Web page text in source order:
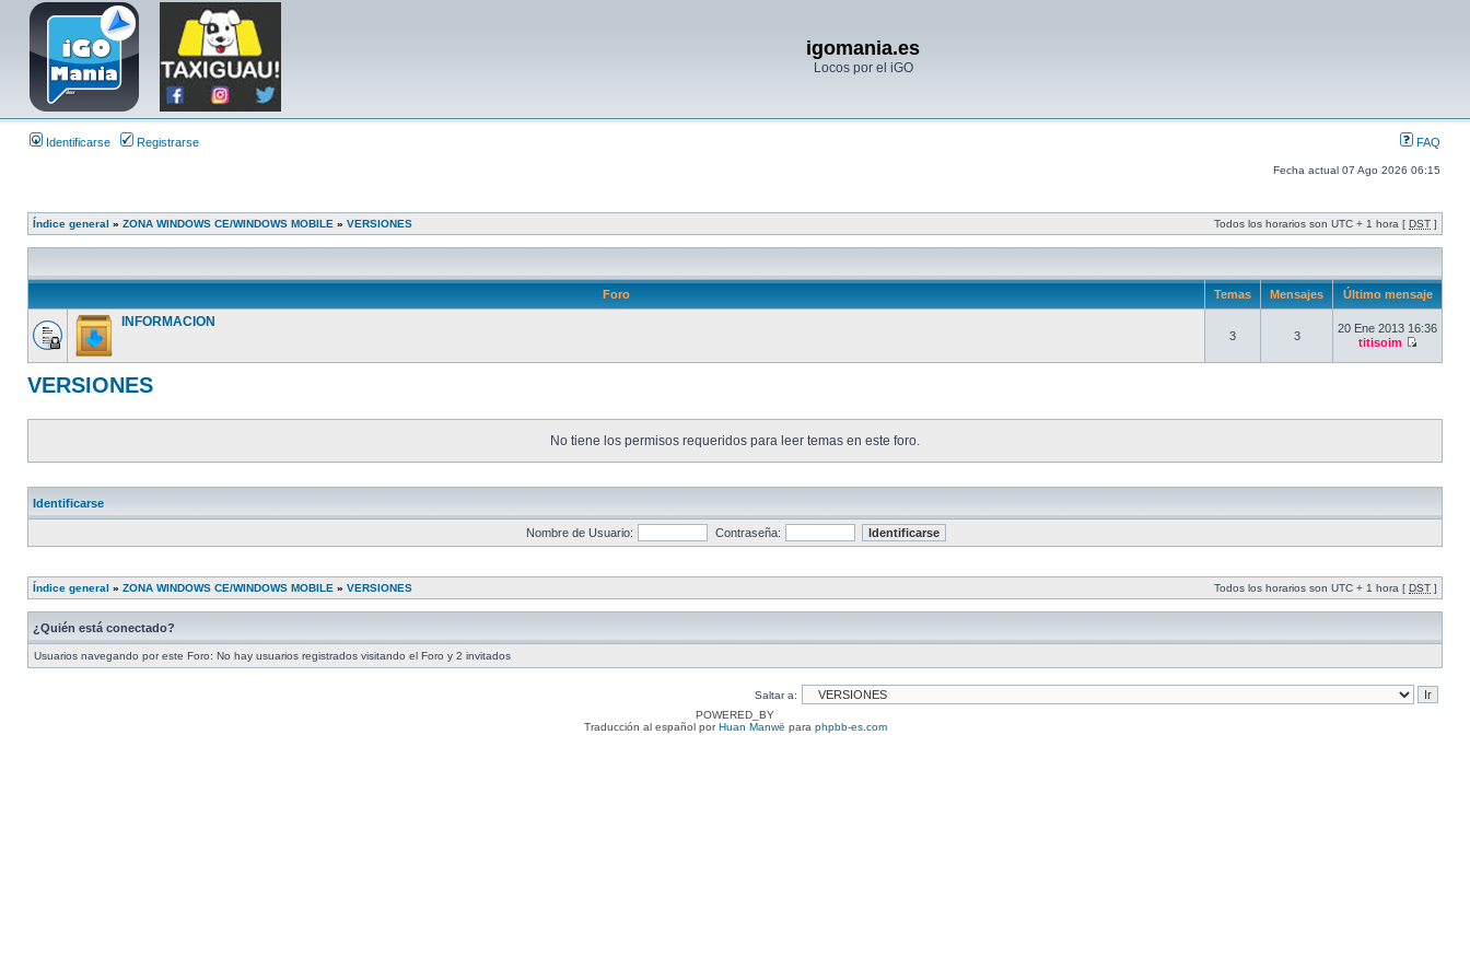
igomania.es
Locos por el iGO
Identificarse Registrarse FAQ
Fecha actual 07 Ago 2026 06:15
Índice general » ZONA WINDOWS CE/WINDOWS MOBILE » VERSIONES Todos los horarios son UTC + 1 hora [ DST ]
Foro Temas Mensajes Último mensaje
INFORMACION
3 3
20 Ene 2013 16:36
titisoim
VERSIONES
No tiene los permisos requeridos para leer temas en este foro.
Identificarse
Nombre de Usuario: Contraseña:
Índice general » ZONA WINDOWS CE/WINDOWS MOBILE » VERSIONES Todos los horarios son UTC + 1 hora [ DST ]
¿Quién está conectado?
Usuarios navegando por este Foro: No hay usuarios registrados visitando el Foro y 2 invitados
Saltar a:
POWERED_BY
Traducción al español porHuan Manwë para phpbb-es.com